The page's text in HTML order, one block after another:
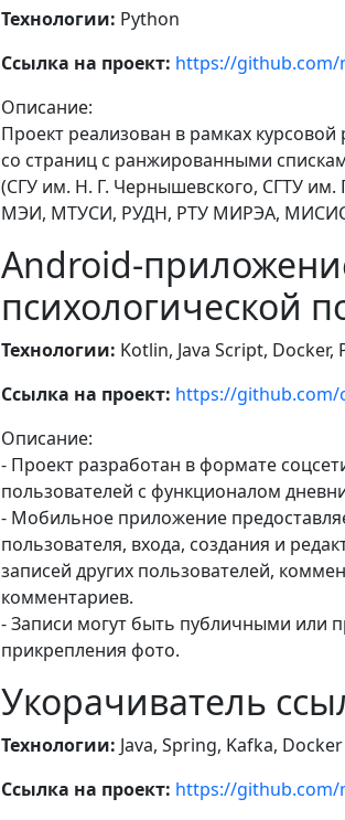
Технологии: Python
Ссылка на проект: https://github.com/
Описание:
Проект реализован в рамках
со страниц с ранжированными
(СГУ им. Н. Г. Чернышевского, СГТУ
МЭИ, МТУСИ, РУДН, РТУ МИРЭА,
Android-
психологической
Технологии: Kotlin, Java Script, Docker,
Ссылка на проект: https://github.com/
Описание:
- Проект разработан в формате
пользователей с функционалом
- Мобильное приложение
пользователя, входа, создания и
записей других пользователей,
комментариев.
- Записи могут быть публичными или
прикрепления фото.
Укорачиватель
Технологии: Java, Spring, Kafka, Docker
Ссылка на проект: https://